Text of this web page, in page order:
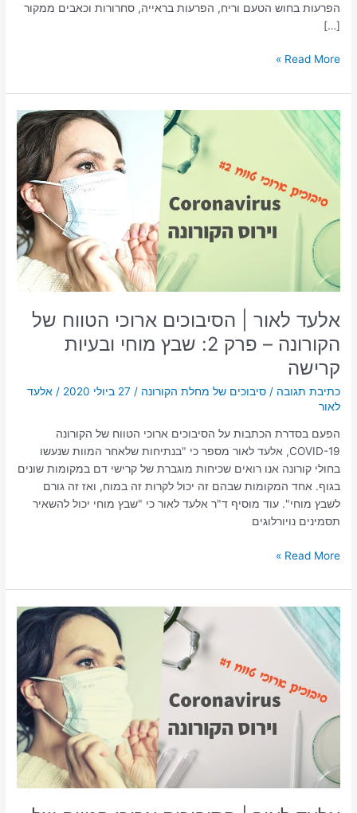
הפרעות בחוש הטעם וריח, הפרעות בראייה, סחרורות וכאבים ממקור
[…]
Read More »
אלעד לאור | הסיבוכים ארוכי הטווח של
הקורונה – פרק 2: שבץ מוחי ובעיות
קרישה
כתיבת תגובה /סיבוכים של מחלת הקורונה / 27 ביולי 2020 /אלעד
לאור
הפעם בסדרת הכתבות על הסיבוכים ארוכי הטווח של הקורונה
COVID-19, אלעד לאור מספר כי "בנתיחות שלאחר המוות שנעשו
בחולי קורונה אנו רואים שכיחות מוגברת של קרישי דם במקומות שונים
בגוף. אחד המקומות שבהם זה יכול לקרות זה במוח, ואז זה גורם
לשבץ מוחי". עוד מוסיף ד"ר אלעד לאור כי "שבץ מוחי יכול להשאיר
תסמינים נויורלוגים
אלעד
לאור
|
הסיבוכים
ארוכי
הטווח
של
הקורונה
פרק
2:
מוחי
ובעיות
קרישה
Read More »
אלעד
לאור
|
הסיבוכים
ארוכי
הטווח
של
הקורונה
פרק
1:
הצטלקות